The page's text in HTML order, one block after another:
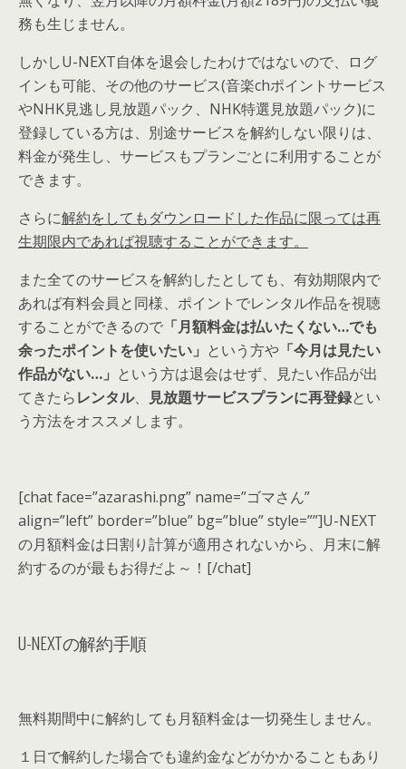
務も生じません。
しかしU-NEXT自体を退会したわけではないので、ログ
インも可能、その他のサービス(音楽chポイントサービス
やNHK見逃し見放題パック、NHK特選見放題パック)に
登録している方は、別途サービスを解約しない限りは、
料金が発生し、サービスもプランごとに利用することが
できます。
さらに解約をしてもダウンロードした作品に限っては再
生期限内であれば視聴することができます。
また全てのサービスを解約したとしても、 有効期限内で
あれば有料会員と同様、ポイントでレンタル作品を視聴
することができるので 「月額料金は払いたくない…でも
余ったポイントを使いたい」 という方や 「今月は見たい
作品がない…」 という方は退会はせず、見たい作品が出
てきたらレンタル、 見放題サービスプランに再登録とい
う方法をオススメします。
[chat face=”azarashi.png” name=”ゴマさん”
align=”left” border=”blue” bg=”blue” style=””]U-NEXT
の月額料金は日割り計算が適用されないから、 月末に解
約するのが最もお得だよ～！ [/chat]
U-NEXTの解約手順
無料期間中に解約しても月額料金は一切発生しません。
１日で解約した場合でも違約金などがかかることもあり